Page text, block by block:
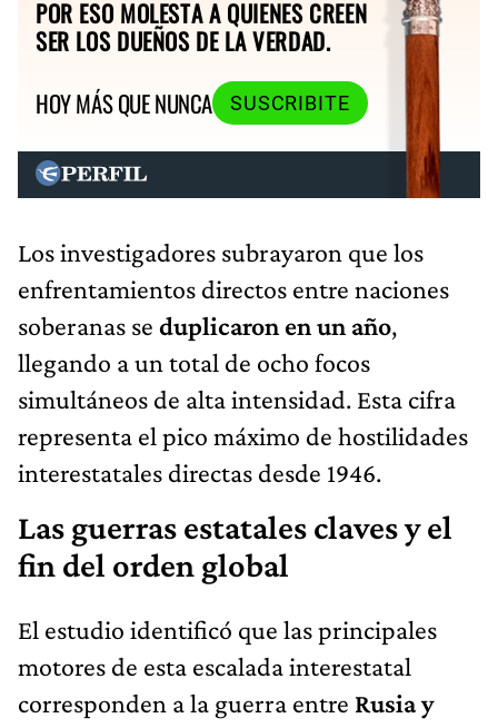
POR ESO MOLESTA A QUIENES CREEN
SER LOS DUEÑOS DE LA VERDAD.
HOY MÁS QUE NUNCA
SUSCRIBITE
Los investigadores subrayaron que los
enfrentamientos directos entre naciones
soberanas se duplicaron en un año,
llegando a un total de ocho focos
simultáneos de alta intensidad. Esta cifra
representa el pico máximo de hostilidades
interestatales directas desde 1946.
Las guerras estatales claves y el
fin del orden global
El estudio identificó que las principales
motores de esta escalada interestatal
corresponden a la guerra entre Rusia y